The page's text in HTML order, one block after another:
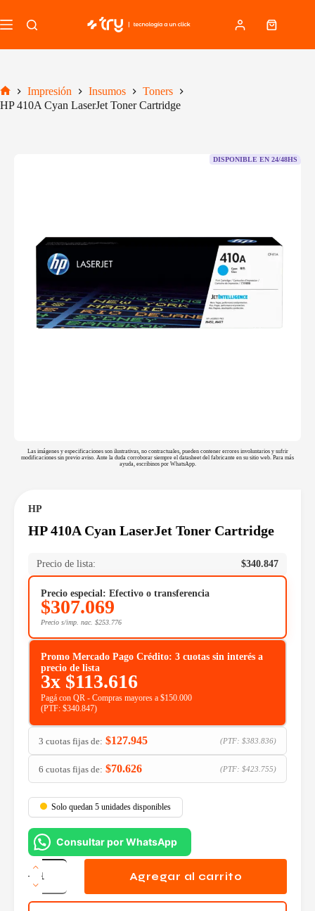
al
contenido
Carro
Inicio
Impresión Insumos
Toners
HP 410A Cyan LaserJet Toner Cartridge
DISPONIBLE EN 24/48HS
Las imágenes y especificaciones son ilustrativas, no contractuales, pueden contener errores involuntarios y sufrir
modificaciones sin previo aviso. Ante la duda corroborar siempre el datasheet del fabricante en su sitio web. Para más
ayuda, escribinos por WhatsApp.
HP
HP 410A Cyan LaserJet Toner Cartridge
Precio de lista: $340.847
Precio especial: Efectivo o transferencia
$307.069
Precio s/imp. nac. $253.776
Promo Mercado Pago Crédito: 3 cuotas sin interés a
precio de lista
3x $113.616
Pagá con QR - Compras mayores a $150.000
(PTF: $340.847)
3 cuotas fijas de: $127.945 (PTF: $383.836)
6 cuotas fijas de: $70.626 (PTF: $423.755)
Solo quedan 5 unidades disponibles
Consultar por WhatsApp
HP
410A
Cyan
LaserJet
Agregar al carrito